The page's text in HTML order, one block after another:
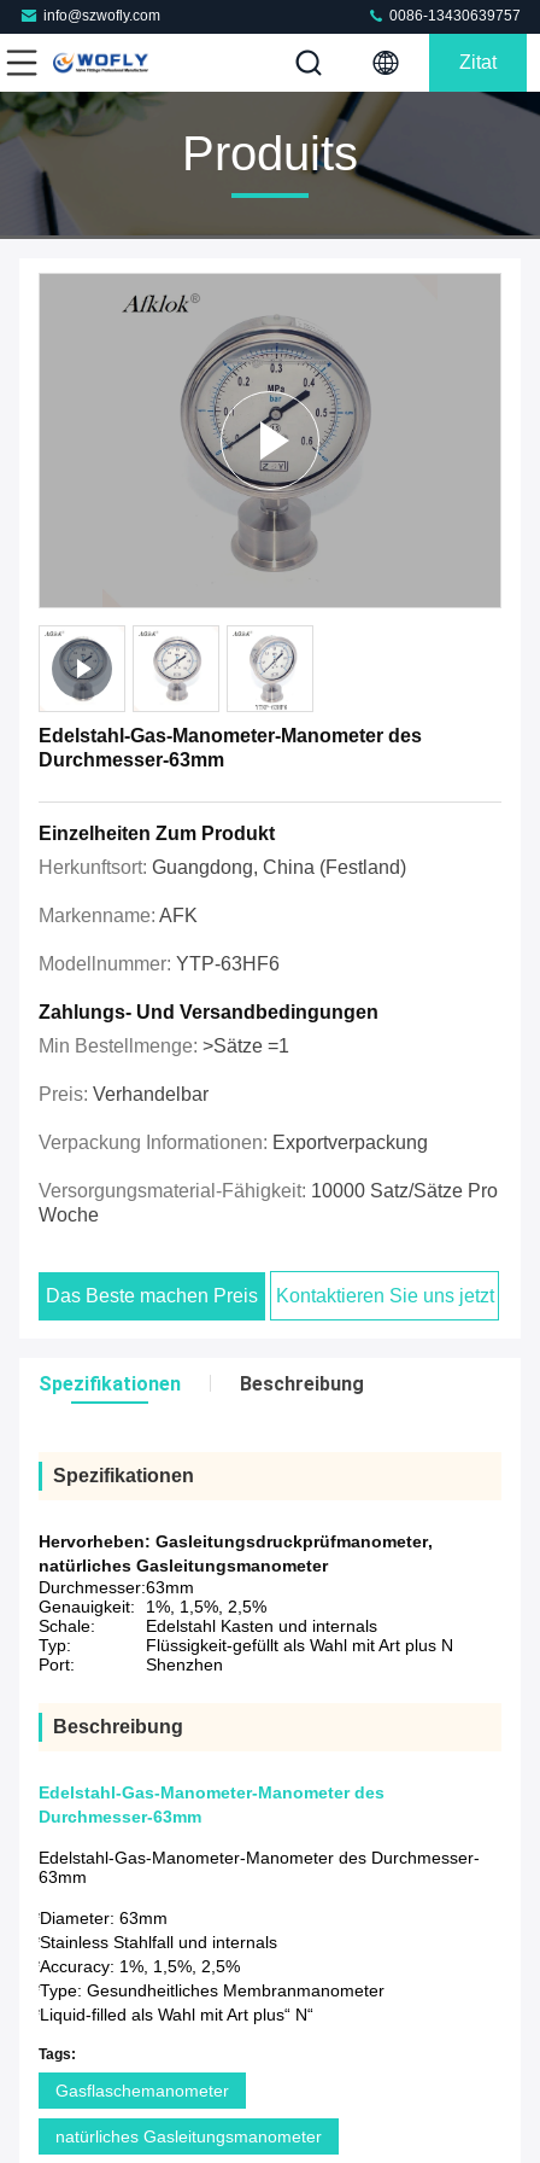
info@szwofly.com 0086-13430639757
Zitat
Produits
Edelstahl-Gas-Manometer-Manometer des
Durchmesser-63mm
Einzelheiten Zum Produkt
Herkunftsort: Guangdong, China (Festland)
Markenname: AFK
Modellnummer: YTP-63HF6
Zahlungs- Und Versandbedingungen
Min Bestellmenge: >Sätze =1
Preis: Verhandelbar
Verpackung Informationen: Exportverpackung
Versorgungsmaterial-Fähigkeit: 10000 Satz/Sätze Pro
Woche
Das Beste machen Preis Kontaktieren Sie uns jetzt
Spezifikationen Beschreibung
Spezifikationen
Hervorheben: Gasleitungsdruckprüfmanometer,
natürliches Gasleitungsmanometer
Durchmesser:63mm
Genauigkeit:
1%, 1,5%, 2,5%
Schale:
Edelstahl Kasten und internals
Typ:
Flüssigkeit-gefüllt als Wahl mit Art plus N
Port:
Shenzhen
Beschreibung
Edelstahl-Gas-Manometer-Manometer des
Durchmesser-63mm
Edelstahl-Gas-Manometer-Manometer des Durchmesser-
63mm
*Diameter: 63mm
*Stainless Stahlfall und internals
*Accuracy: 1%, 1,5%, 2,5%
*Type: Gesundheitliches Membranmanometer
*Liquid-filled als Wahl mit Art plus“ N“
Tags:
Gasflaschemanometer
natürliches Gasleitungsmanometer